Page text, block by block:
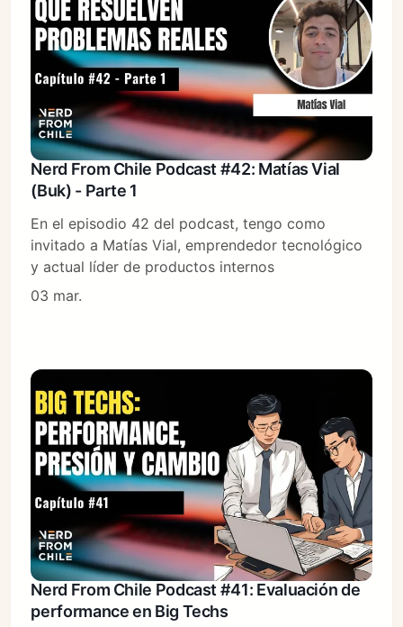
Nerd From Chile Podcast #42: Matías Vial
(Buk) - Parte 1
En el episodio 42 del podcast, tengo como
invitado a Matías Vial, emprendedor tecnológico
y actual líder de productos internos
03 mar.
Nerd From Chile Podcast #41: Evaluación de
performance en Big Techs